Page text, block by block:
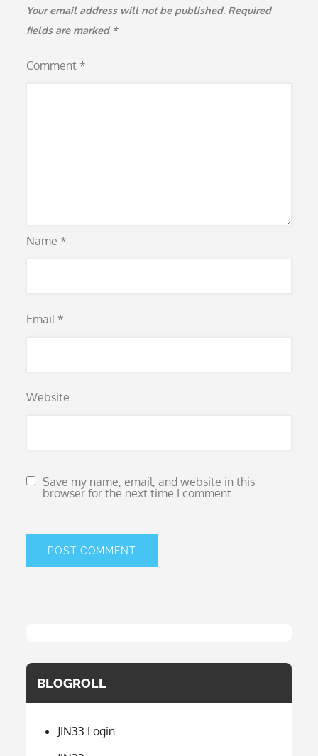
Your email address will not be published. Required
fields are marked *
Comment *
Name *
Email *
Website
Save my name, email, and website in this
browser for the next time I comment.
BLOGROLL
JIN33 Login